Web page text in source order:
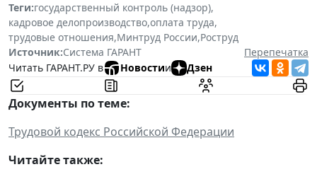
Теги:государственный контроль (надзор),
кадровое делопроизводство,оплата труда,
трудовые отношения,Минтруд России,Роструд
Источник:Система ГАРАНТ
Перепечатка
Читать ГАРАНТ.РУ в
Новостии Дзен
Документы по теме:
Трудовой кодекс Российской Федерации
Читайте также: